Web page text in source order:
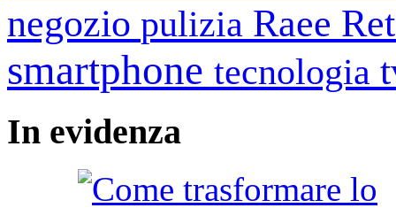
negozio pulizia Raee
smartphone tecnologia
In evidenza